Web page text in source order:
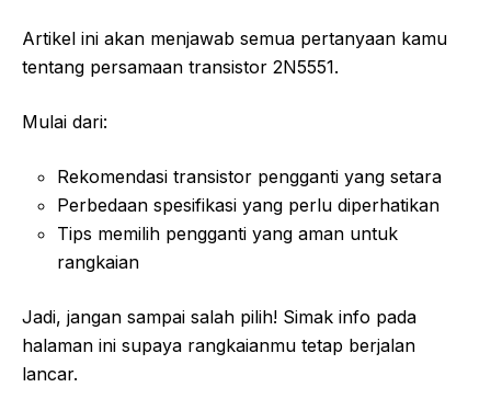
Artikel ini akan menjawab semua pertanyaan kamu
tentang persamaan transistor 2N5551.
Mulai dari:
Rekomendasi transistor pengganti yang setara
Perbedaan spesifikasi yang perlu diperhatikan
Tips memilih pengganti yang aman untuk
rangkaian
Jadi, jangan sampai salah pilih! Simak info pada
halaman ini supaya rangkaianmu tetap berjalan
lancar.